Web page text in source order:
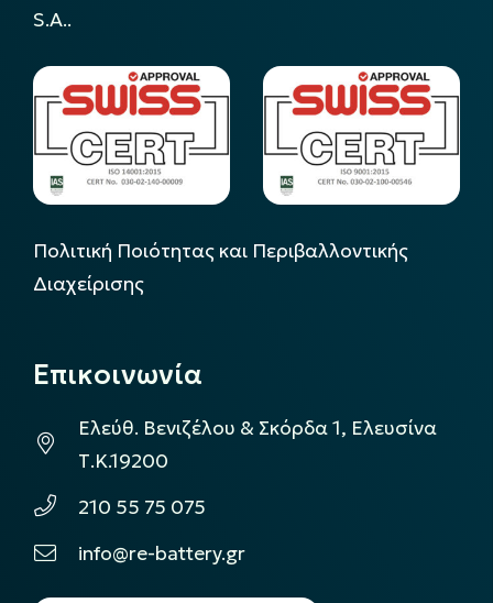
S.A..
Πολιτική Ποιότητας και Περιβαλλοντικής
Διαχείρισης
Επικοινωνία
Ελεύθ. Βενιζέλου & Σκόρδα 1, Ελευσίνα
Τ.Κ.19200
210 55 75 075
info@re-battery.gr